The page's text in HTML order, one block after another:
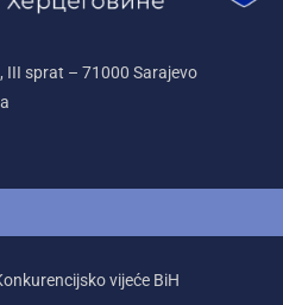
III sprat – 71000‌ Sarajevo
vijeće BiH